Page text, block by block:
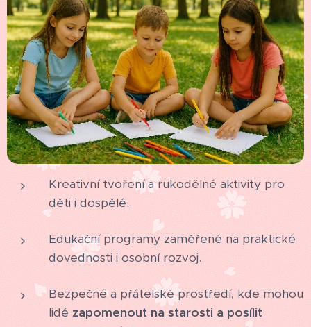
Kreativní tvoření a rukodělné aktivity pro
děti i dospělé.
Edukační programy zaměřené na praktické
dovednosti i osobní rozvoj.
Bezpečné a přátelské prostředí, kde mohou
lidé zapomenout na starosti a posílit